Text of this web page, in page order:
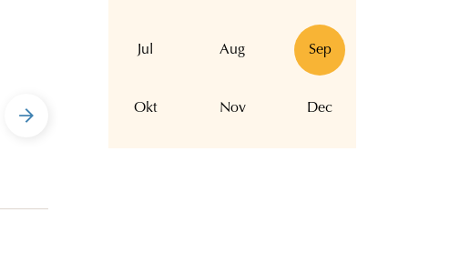
Jul Aug Sep
Okt Nov Dec